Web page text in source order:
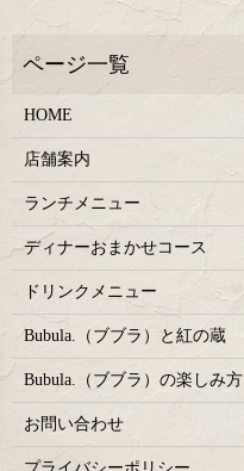
HOME
店舗案内
ランチメニュー
ディナーおまかせコース
ドリンクメニュー
Bubula.（ブブラ）と紅の蔵
Bubula.（ブブラ）の楽しみ方
お問い合わせ